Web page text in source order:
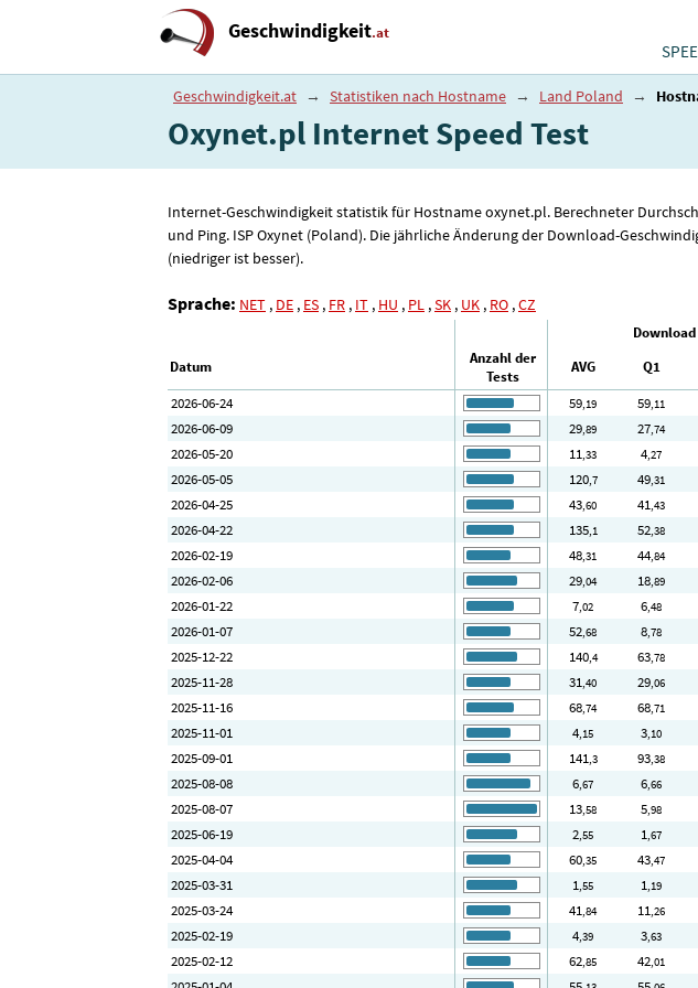
Geschwindigkeit.at
Geschwindigkeit.at → Statistiken nach Hostname → Land Poland →
Oxynet.pl Internet Speed ​​Test
Internet-Geschwindigkeit statistik für Hostname oxynet.pl. Berechneter
und Ping. ISP Oxynet (Poland). Die jährliche Änderung der Download-
(niedriger ist besser).
Sprache: NET , DE , ES , FR , IT , HU , PL ,SK , UK , RO ,CZ
Datum
Anzahl der
Tests
AVG Q1
2026-06-24
59,19 59,11
2026-06-09
29,89 27,74
2026-05-20
11,33 4,27
2026-05-05
120,7 49,31
2026-04-25
43,60 41,43
2026-04-22
135,1 52,38
2026-02-19
48,31 44,84
2026-02-06
29,04 18,89
2026-01-22
7,02 6,48
2026-01-07
52,68 8,78
2025-12-22
140,4 63,78
2025-11-28
31,40 29,06
2025-11-16
68,74 68,71
2025-11-01
4,15 3,10
2025-09-01
141,3 93,38
2025-08-08
6,67 6,66
2025-08-07
13,58 5,98
2025-06-19
2,55 1,67
2025-04-04
60,35 43,47
2025-03-31
1,55 1,19
2025-03-24
41,84 11,26
2025-02-19
4,39 3,63
2025-02-12
62,85 42,01